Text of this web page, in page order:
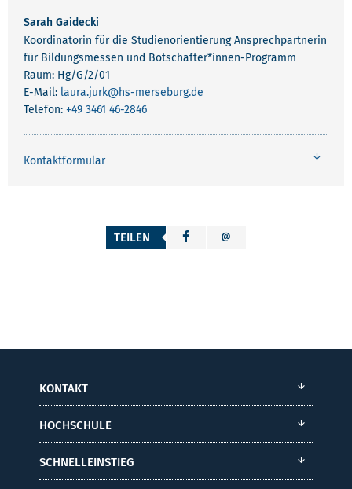
Sarah Gaidecki
Koordinatorin für die Studienorientierung Ansprechpartnerin
für Bildungsmessen und Botschafter*innen-Programm
Raum: Hg/G/2/01
E-Mail: laura.jurk@hs-merseburg.de
Telefon: +49 3461 46-2846
Kontaktformular
TEILEN
KONTAKT
HOCHSCHULE
SCHNELLEINSTIEG